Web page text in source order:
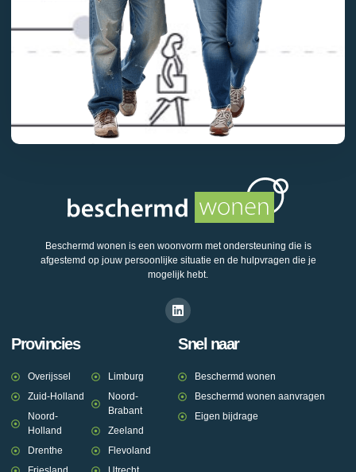
Beschermd wonen is een woonvorm met ondersteuning die is
afgestemd op jouw persoonlijke situatie en de hulpvragen die je
mogelijk hebt.
Provincies
Overijssel
Zuid-Holland
Noord-
Holland
Drenthe
Limburg
Noord-
Brabant
Zeeland
Flevoland
Snel naar
Beschermd wonen
Beschermd wonen aanvragen
Eigen bijdrage